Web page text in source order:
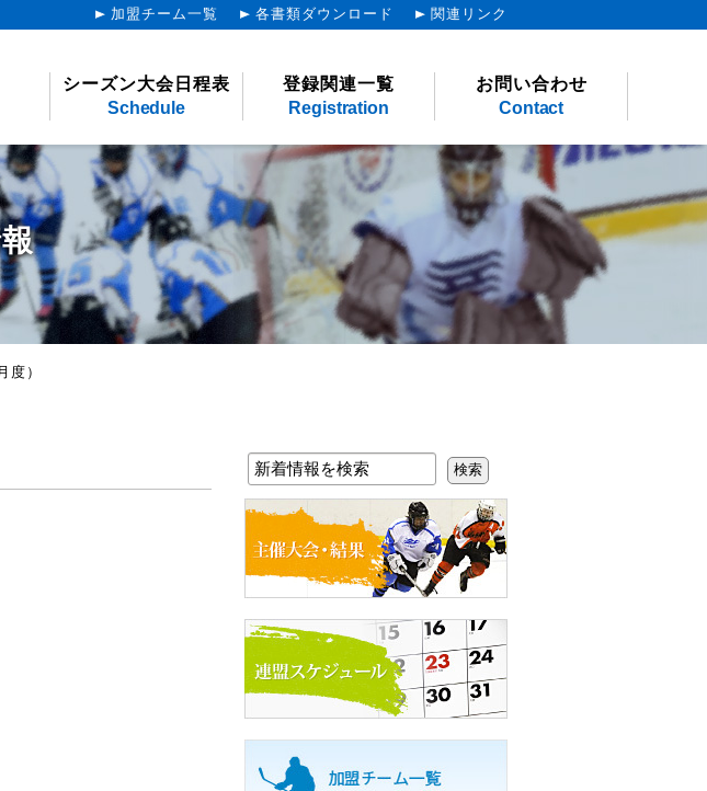
加盟チーム一覧 各書類ダウンロード 関連リンク
シーズン大会日程表
Schedule
登録関連一覧
Registration
お問い合わせ
Contact
度）